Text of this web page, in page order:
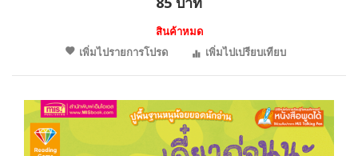
สินค้าหมด
เพิ่มไปรายการโปรด
เพิ่มไปเปรียบเทียบ